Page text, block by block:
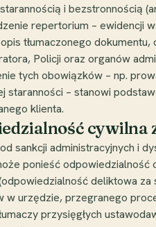
i bezstronnością
repertorium – ewidencji
tłumaczonego
Policji oraz organów
tych obowiązków – np.
staranności – stanowi
klienta.
cywilna
sankcji administracyjnych i
ponieść
deliktowa za
w urzędzie, przegranego
przysięgłych